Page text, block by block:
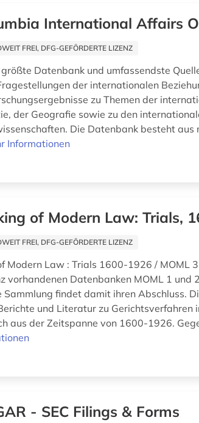
International Affairs
FREI, DFG-GEFÖRDERTE LIZENZ
Datenbank und umfassendste
der internationalen
zu Themen der
der Geografie sowie zu den
Die Datenbank besteht aus
Informationen
of Modern Law: Trials,
FREI, DFG-GEFÖRDERTE LIZENZ
Modern Law : Trials 1600-1926 / MOML
vorhandenen Datenbanken MOML 1 und
Sammlung findet damit ihren Abschluss.
und Literatur zu Gerichtsverfahren
aus der Zeitspanne von 1600-1926.
- SEC Filings & Forms